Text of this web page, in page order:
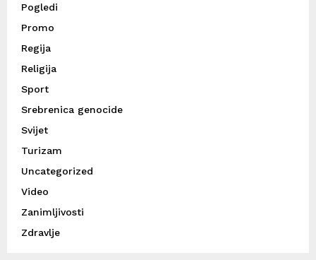
Pogledi
Promo
Regija
Religija
Sport
Srebrenica genocide
Svijet
Turizam
Uncategorized
Video
Zanimljivosti
Zdravlje